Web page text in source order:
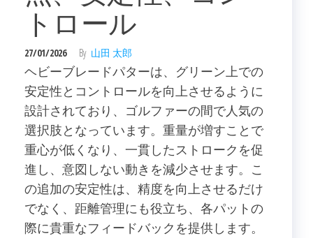
トロール
27/01/2026 By 山田 太郎
ヘビーブレードパターは、グリーン上での
安定性とコントロールを向上させるように
設計されており、ゴルファーの間で人気の
選択肢となっています。重量が増すことで
重心が低くなり、一貫したストロークを促
進し、意図しない動きを減少させます。こ
の追加の安定性は、精度を向上させるだけ
でなく、距離管理にも役立ち、各パットの
際に貴重なフィードバックを提供します。